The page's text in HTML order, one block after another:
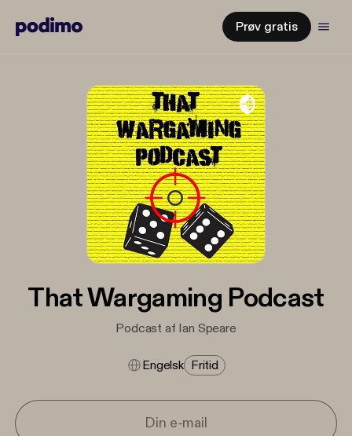
Prøv gratis
That Wargaming Podcast
Podcast af Ian Speare
Engelsk Fritid